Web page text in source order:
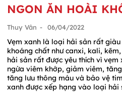
NGON ĂN HOÀI
Thuy Vân - 06/04/2022
Vẹm xanh là loại hải sản rất
khoáng chất như canxi, kali,
hải sản rất được yêu thích vì
ngừa viêm khớp, giảm viêm,
tăng lưu thông máu và bảo vệ
xanh được xếp hạng vào loại hải